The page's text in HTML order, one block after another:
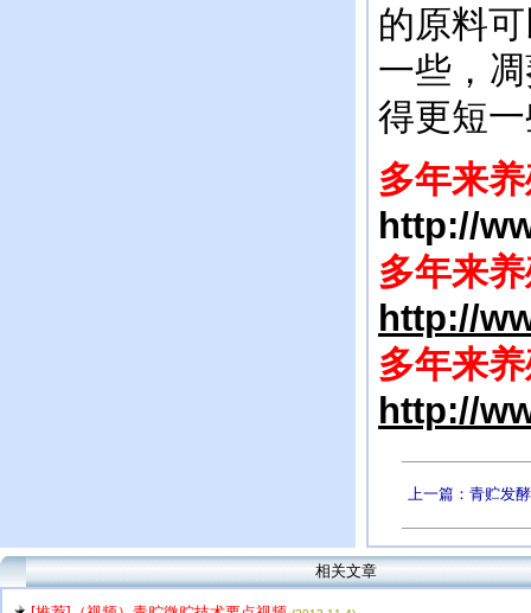
的原料
一些，
得更短
多年来
http://
多年来
http://
多年来
http://
上一篇：青贮发
相关文章